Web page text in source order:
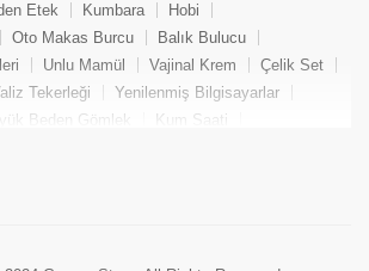
Etek Kumbara
Hobi
Oto Makas Burcu
Balık Bulucu
Unlu Mamül Vajinal Krem
Çelik Set
Tekerleği
Yenilenmiş Bilgisayarlar
Beden Gömlek
Kum Saati